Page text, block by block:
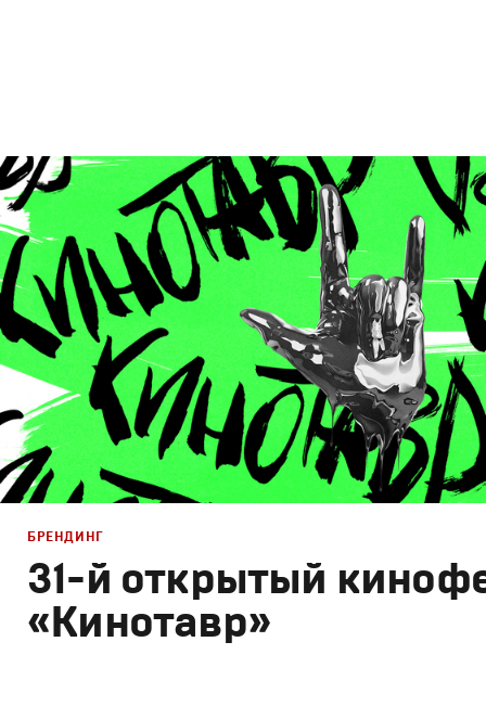
Дизайн ,ТВ-Шоу
Графический дизайн,Моушн-дизайн,Полный цикл ,
31-й открытый
«Кинотавр»
БРЕНДИНГ